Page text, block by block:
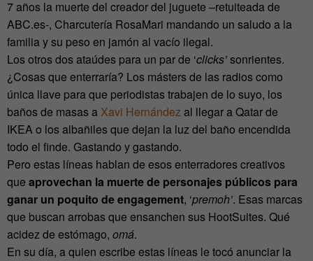
7 años la muerte del creador del juguete –retuiteada de
ABC.es-, Charcutería RosaMari mandando un saludo a la
familia y su peso en jamón al vacío ilegal.
Los otros dos ataúdes para un par de ‘clicks’sonrientes.
¿Cosas que enterraría? Los másters de las radios como
única llave para que periodistas trabajen de lo suyo, los
baños de masas aXavi Hernándezal llegar a Qatar de
IKEA o los albañiles que dejan la luz del baño encendida
todo el finde. Gastando y gastando.
Pero estas líneas hablan de esos enterradores creativos
que aprovechan la muerte de personajes públicos para
ganar un poquito de engagement, ‘premoh’. Esas marcas
que buscan arrobas que ensanchen sus HootSuites. Qué
acidez de estómago, omá.
En su día, a quien escribe estas líneas le tocó anunciar la